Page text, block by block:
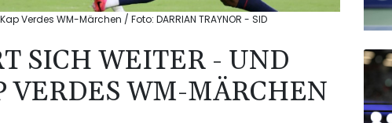
Verdes WM-Märchen / Foto: DARRIAN TRAYNOR - SID
SICH WEITER - UND
VERDES WM-MÄRCHEN